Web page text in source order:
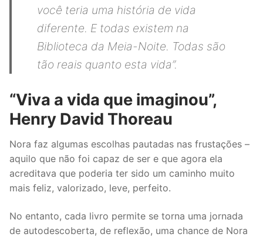
você teria uma história de vida
diferente. E todas existem na
Biblioteca da Meia-Noite. Todas são
tão reais quanto esta vida”.
“Viva a vida que imaginou”,
Henry David Thoreau
Nora faz algumas escolhas pautadas nas frustações –
aquilo que não foi capaz de ser e que agora ela
acreditava que poderia ter sido um caminho muito
mais feliz, valorizado, leve, perfeito.
No entanto, cada livro permite se torna uma jornada
de autodescoberta, de reflexão, uma chance de Nora